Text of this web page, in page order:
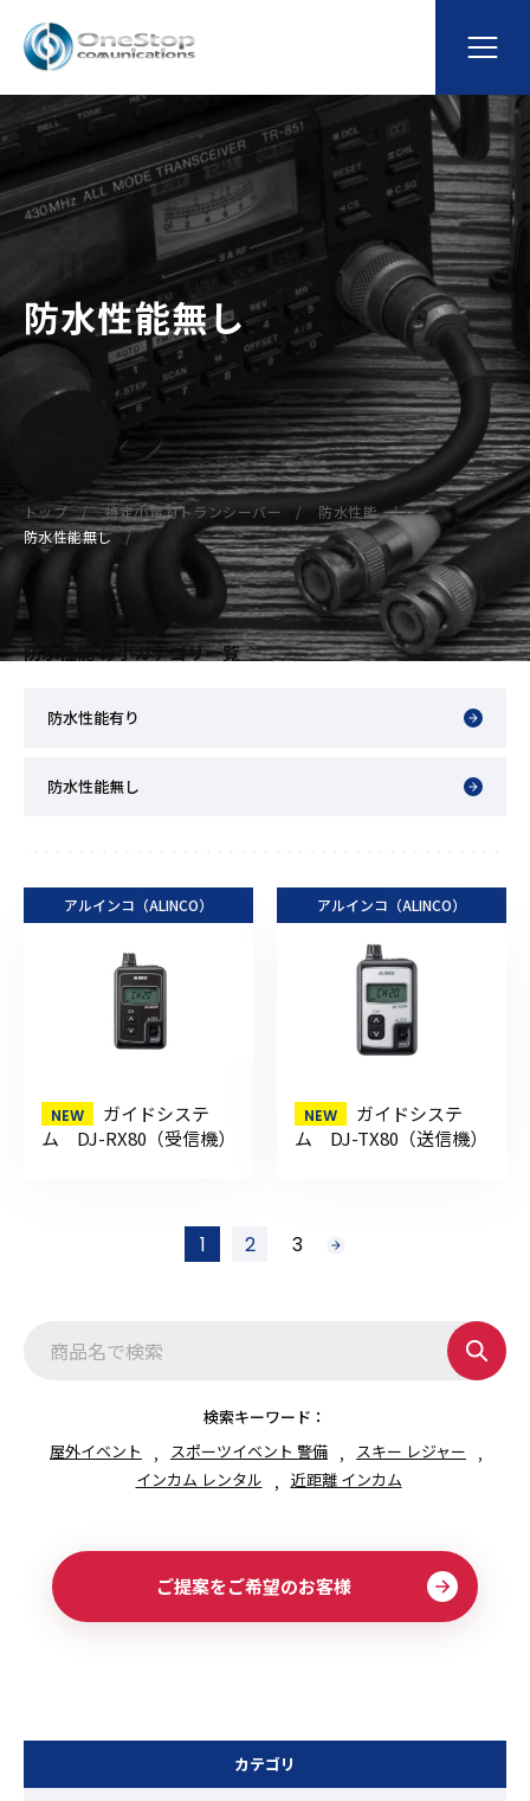
防水性能無し
トップ 特定小電力トランシーバー
防水性能
防水性能無し
カテゴリ
防水性能 の小カテゴリ一覧
防水性能有り
防水性能無し
アルインコ（ALINCO）
ガイドシステ
ム DJ-RX80（受信機）
アルインコ（ALINCO）
ガイドシステ
ム DJ-TX80（送信機）
1 2 3 次
検索キーワード：
屋外イベント
スポーツイベント 警備
スキー レジャー
インカム レンタル
近距離 インカム
ご提案をご希望のお客様